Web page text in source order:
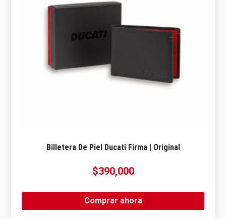
Billetera De Piel Ducati Firma | Original
$390,000
Comprar ahora